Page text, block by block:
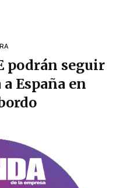
podrán seguir
España en